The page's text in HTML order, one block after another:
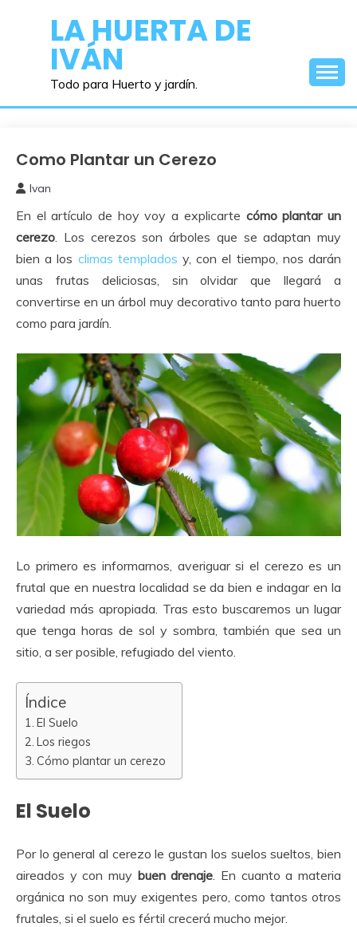
contenidoLA HUERTA DE
IVÁN
Todo para Huerto y jardín.
Frutales
Como Plantar un Cerezo
febrero,
2017
Ivan
En el artículo de hoy voy a explicarte cómo plantar un
cerezo. Los cerezos son árboles que se adaptan muy
bien a los climas templados y, con el tiempo, nos darán
unas frutas deliciosas, sin olvidar que llegará a
convertirse en un árbol muy decorativo tanto para huerto
como para jardín.
Lo primero es informarnos, averiguar si el cerezo es un
frutal que en nuestra localidad se da bien e indagar en la
variedad más apropiada. Tras esto buscaremos un lugar
que tenga horas de sol y sombra, también que sea un
sitio, a ser posible, refugiado del viento.
Índice
El Suelo
Los riegos
Cómo plantar un cerezo
El Suelo
Por lo general al cerezo le gustan los suelos sueltos, bien
aireados y con muy buen drenaje . En cuanto a materia
orgánica no son muy exigentes pero, como tantos otros
frutales, si el suelo es fértil crecerá mucho mejor.